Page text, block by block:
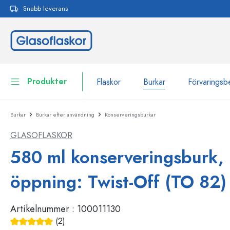
Hoppa till huvudnavigering
Snabb leverans
Produkter Flaskor Burkar
Flaskor
Förvaringsbehållare
Porslin
Behållare för kosmetika
Till kategori Flaskor
Flaskor efter märke
WECK-flaskor
Flaskor efter funktion
Burkar Burkar efter användning Konserveringsburkar
GLASOFLASKOR
580 ml konserveringsburk,
öppning: Twist-Off (TO 82)
Artikelnummer : 100011130
(2)